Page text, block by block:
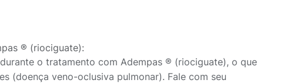
® (riociguate):
o tratamento com Adempas ® (riociguate), o que
(doença veno-oclusiva pulmonar). Fale com seu